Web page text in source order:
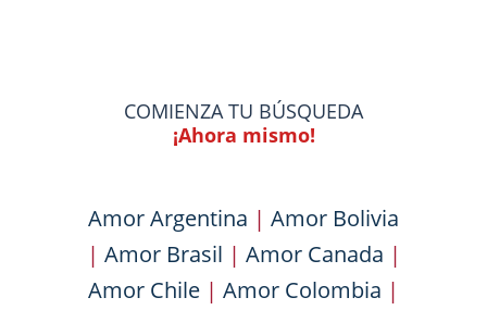
COMIENZA TU BÚSQUEDA
¡Ahora mismo!
Amor Argentina | Amor Bolivia
| Amor Brasil | Amor Canada |
Amor Chile | Amor Colombia |